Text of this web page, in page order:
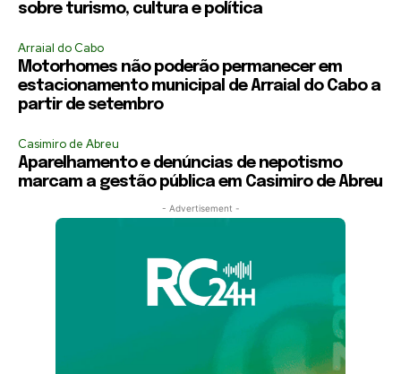
sobre turismo, cultura e política
Arraial do Cabo
Motorhomes não poderão permanecer em
estacionamento municipal de Arraial do Cabo a
partir de setembro
Casimiro de Abreu
Aparelhamento e denúncias de nepotismo
marcam a gestão pública em Casimiro de Abreu
- Advertisement -